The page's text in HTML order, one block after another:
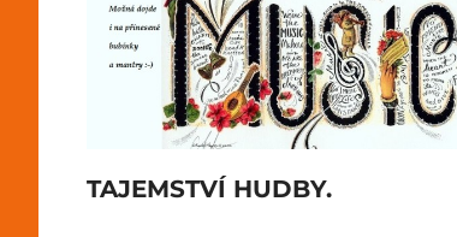
TAJEMSTVÍ HUDBY.